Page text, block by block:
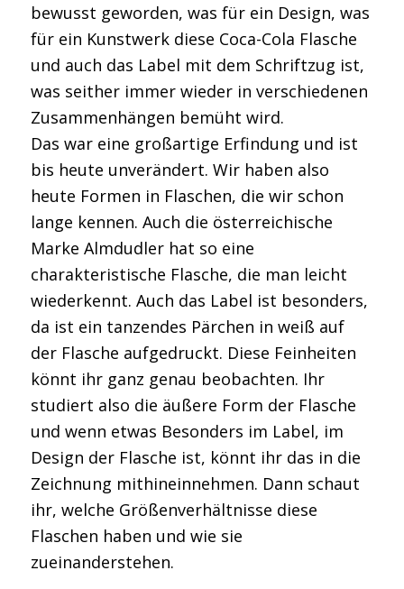
bewusst geworden, was für ein Design, was
für ein Kunstwerk diese Coca-Cola Flasche
und auch das Label mit dem Schriftzug ist,
was seither immer wieder in verschiedenen
Zusammenhängen bemüht wird.
Das war eine großartige Erfindung und ist
bis heute unverändert. Wir haben also
heute Formen in Flaschen, die wir schon
lange kennen. Auch die österreichische
Marke Almdudler hat so eine
charakteristische Flasche, die man leicht
wiederkennt. Auch das Label ist besonders,
da ist ein tanzendes Pärchen in weiß auf
der Flasche aufgedruckt. Diese Feinheiten
könnt ihr ganz genau beobachten. Ihr
studiert also die äußere Form der Flasche
und wenn etwas Besonders im Label, im
Design der Flasche ist, könnt ihr das in die
Zeichnung mithineinnehmen. Dann schaut
ihr, welche Größenverhältnisse diese
Flaschen haben und wie sie
zueinanderstehen.